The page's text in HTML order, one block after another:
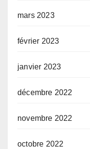
mars 2023
février 2023
janvier 2023
décembre 2022
novembre 2022
octobre 2022